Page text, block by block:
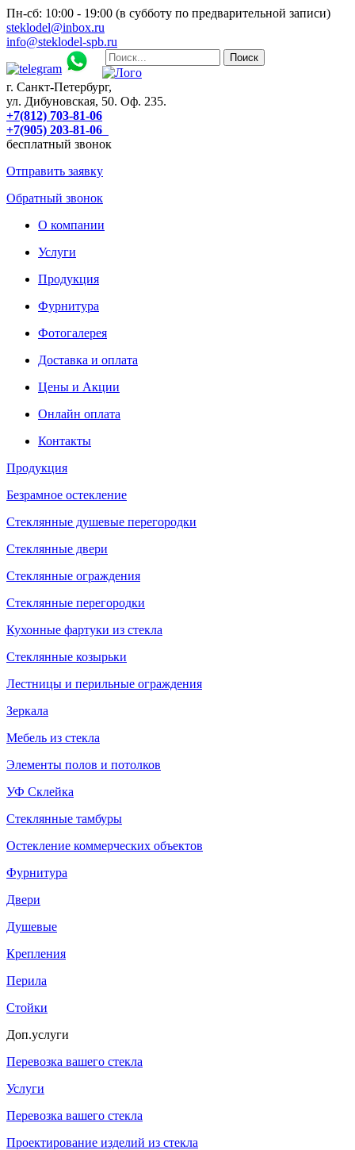
Пн-сб: 10:00 - 19:00 (в субботу по предварительной записи)
steklodel@inbox.ru
info@steklodel-spb.ru
г. Санкт-Петербург,
ул. Дибуновская, 50. Оф. 235.
+7(812) 703-81-06
+7(905) 203-81-06
бесплатный звонок
Отправить заявку
Обратный звонок
О компании
Услуги
Продукция
Фурнитура
Фотогалерея
Доставка и оплата
Цены и Акции
Онлайн оплата
Контакты
Продукция
Безрамное остекление
Стеклянные душевые перегородки
Стеклянные двери
Стеклянные ограждения
Стеклянные перегородки
Кухонные фартуки из стекла
Стеклянные козырьки
Лестницы и перильные ограждения
Зеркала
Мебель из стекла
Элементы полов и потолков
УФ Склейка
Стеклянные тамбуры
Остекление коммерческих объектов
Фурнитура
Двери
Душевые
Крепления
Перила
Стойки
Доп.услуги
Перевозка вашего стекла
Услуги
Перевозка вашего стекла
Проектирование изделий из стекла